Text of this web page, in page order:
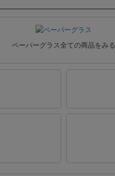
ペーパーグラス全ての商品をみる